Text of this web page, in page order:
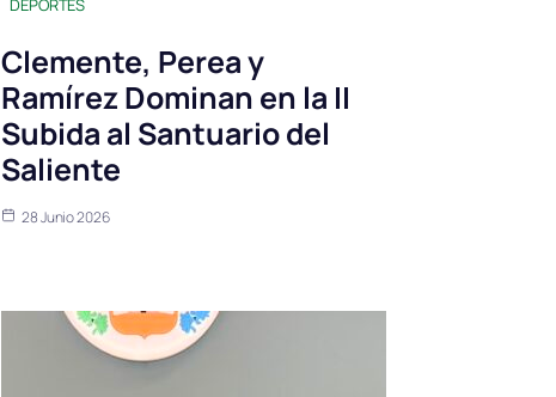
DEPORTES
Clemente, Perea y
Ramírez Dominan en la II
Subida al Santuario del
Saliente
28 Junio 2026